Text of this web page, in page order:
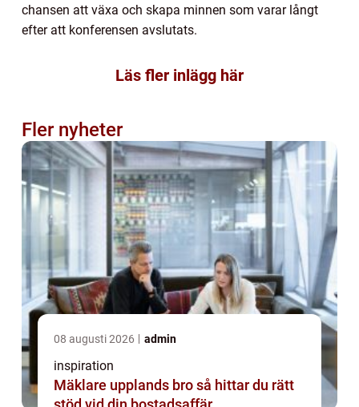
chansen att växa och skapa minnen som varar långt
efter att konferensen avslutats.
Läs fler inlägg här
Fler nyheter
08 augusti 2026 admin
inspiration
Mäklare upplands bro så hittar du rätt